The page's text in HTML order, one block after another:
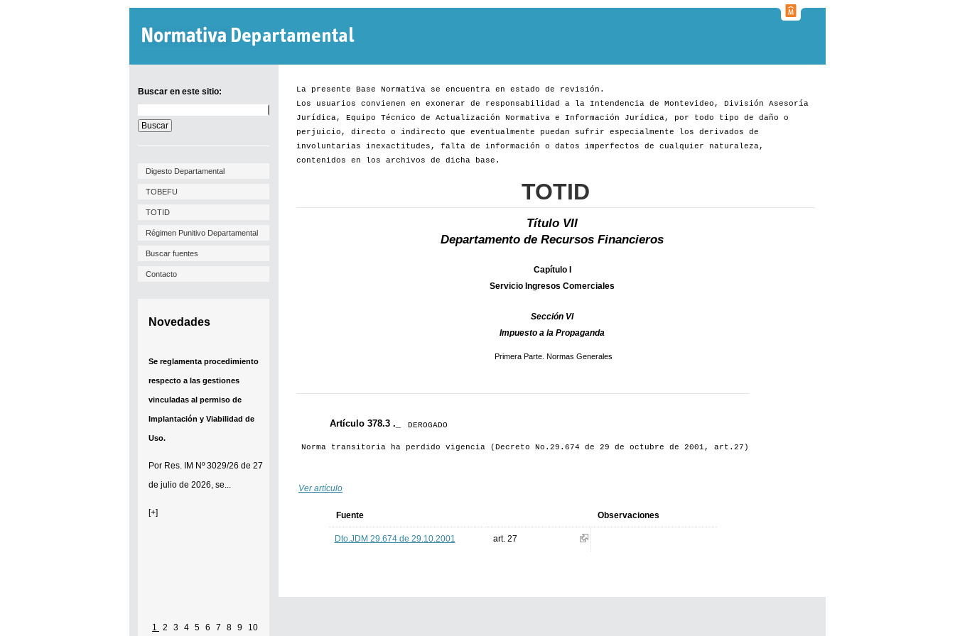
Buscar en este sitio:
en
este
sitio:
Digesto Departamental
TOBEFU
TOTID
Régimen Punitivo Departamental
Buscar fuentes
Contacto
Novedades
Se reglamenta procedimiento
respecto a las gestiones
vinculadas al permiso de
Implantación y Viabilidad de
Uso.
Por Res. IM Nº 3029/26 de 27
de julio de 2026, se...
[+]
1 2 3 4 5 6 7 8 9 10
La presente Base Normativa se encuentra en estado de revisión.
Los usuarios convienen en exonerar de responsabilidad a la Intendencia de Montevideo, División Asesoría
Jurídica, Equipo Técnico de Actualización Normativa e Información Jurídica, por todo tipo de daño o
perjuicio, directo o indirecto que eventualmente puedan sufrir especialmente los derivados de
involuntarias inexactitudes, falta de información o datos imperfectos de cualquier naturaleza,
contenidos en los archivos de dicha base.
TOTID
Título VII
Departamento de Recursos Financieros
Capítulo I
Servicio Ingresos Comerciales
Sección VI
Impuesto a la Propaganda
Primera Parte. Normas Generales
Artículo 378.3 ._ DEROGADO
Norma transitoria ha perdido vigencia (Decreto No.29.674 de 29 de octubre de 2001, art.27)
Ver artículo
Fuente Observaciones
Dto.JDM 29.674 de 29.10.2001 art. 27